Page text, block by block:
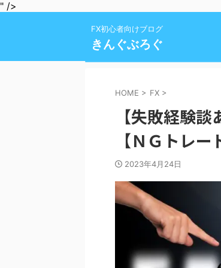
" />
FX初心者向けブログ
きんぐぶろぐ
HOME > FX >
【失敗経験
【ＮＧトレ
2023年4月24日